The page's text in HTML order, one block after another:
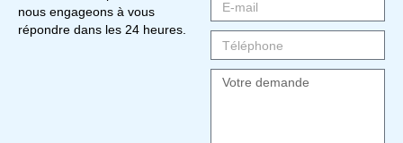
nous engageons à vous
répondre dans les 24 heures.